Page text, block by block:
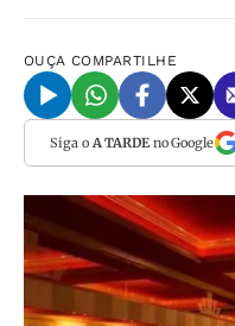
OUÇA COMPARTILHE
Siga o A TARDEno Google